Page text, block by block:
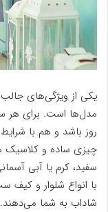
یکی از ویژگی‌های
مدل‌ها است. برای هر
روز باشد و هم با
چیزی ساده و کلاسیک
سفید، کرم یا آبی
با انواع شلوار و
شاداب به شما می‌دهند.